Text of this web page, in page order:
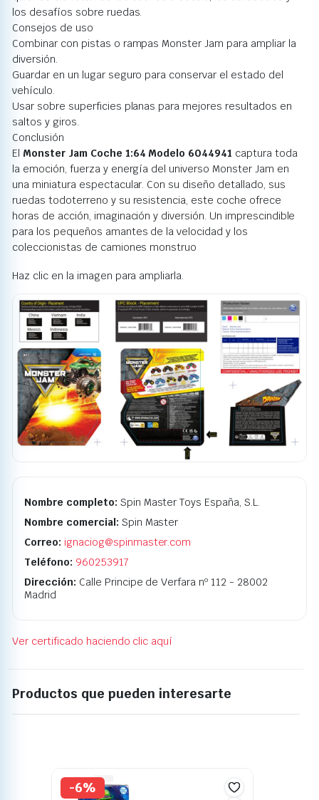
los desafíos sobre ruedas.
Consejos de uso
Combinar con pistas o rampas Monster Jam para ampliar la
diversión.
Guardar en un lugar seguro para conservar el estado del
vehículo.
Usar sobre superficies planas para mejores resultados en
saltos y giros.
Conclusión
El Monster Jam Coche 1:64 Modelo 6044941 captura toda
la emoción, fuerza y energía del universo Monster Jam en
una miniatura espectacular. Con su diseño detallado, sus
ruedas todoterreno y su resistencia, este coche ofrece
horas de acción, imaginación y diversión. Un imprescindible
para los pequeños amantes de la velocidad y los
coleccionistas de camiones monstruo
Haz clic en la imagen para ampliarla.
Nombre completo: Spin Master Toys España, S.L.
Nombre comercial: Spin Master
Correo: ignaciog@spinmaster.com
Teléfono: 960253917
Dirección: Calle Principe de Verfara nº 112 - 28002
Madrid
Ver certificado haciendo clic aquí
Productos que pueden interesarte
-6%